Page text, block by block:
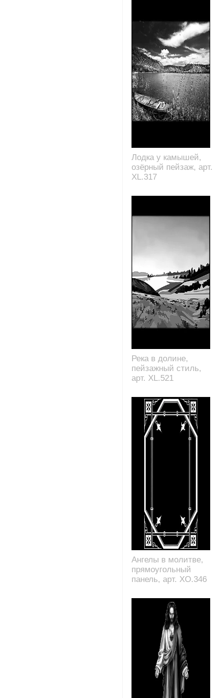
Лодка у камышей,
озёрный пейзаж, арт.
XL.317
Река в долине,
пейзажный стиль,
арт. XL.521
Ангелы в молитве,
прямоугольный
панель, арт. XO.346